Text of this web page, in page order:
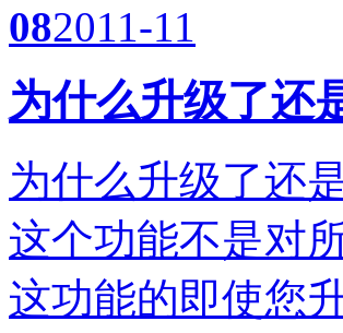
082011-11
为什么升级了还
为什么升级了还
这个功能不是对
这功能的即使您